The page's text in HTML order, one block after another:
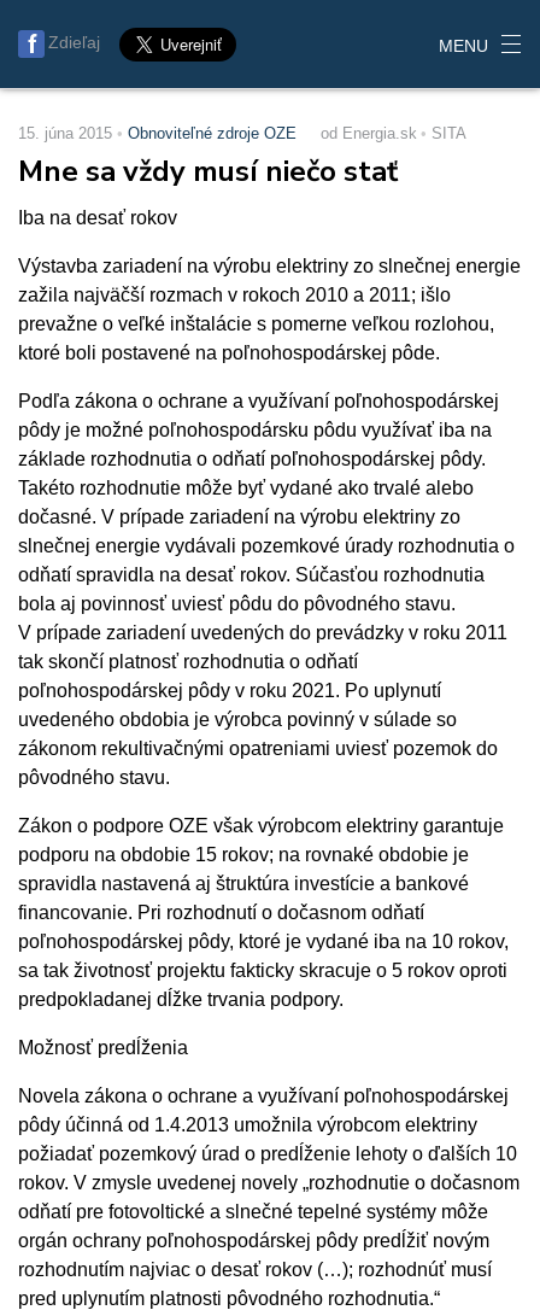
Zdieľaj MENU
15. júna 2015 Obnoviteľné zdroje OZE od Energia.sk SITA
Mne sa vždy musí niečo stať
Iba na desať rokov
Výstavba zariadení na výrobu elektriny zo slnečnej energie
zažila najväčší rozmach v rokoch 2010 a 2011; išlo
prevažne o veľké inštalácie s pomerne veľkou rozlohou,
ktoré boli postavené na poľnohospodárskej pôde.
Podľa zákona o ochrane a využívaní poľnohospodárskej
pôdy je možné poľnohospodársku pôdu využívať iba na
základe rozhodnutia o odňatí poľnohospodárskej pôdy.
Takéto rozhodnutie môže byť vydané ako trvalé alebo
dočasné. V prípade zariadení na výrobu elektriny zo
slnečnej energie vydávali pozemkové úrady rozhodnutia o
odňatí spravidla na desať rokov. Súčasťou rozhodnutia
bola aj povinnosť uviesť pôdu do pôvodného stavu.
V prípade zariadení uvedených do prevádzky v roku 2011
tak skončí platnosť rozhodnutia o odňatí
poľnohospodárskej pôdy v roku 2021. Po uplynutí
uvedeného obdobia je výrobca povinný v súlade so
zákonom rekultivačnými opatreniami uviesť pozemok do
pôvodného stavu.
Zákon o podpore OZE však výrobcom elektriny garantuje
podporu na obdobie 15 rokov; na rovnaké obdobie je
spravidla nastavená aj štruktúra investície a bankové
financovanie. Pri rozhodnutí o dočasnom odňatí
poľnohospodárskej pôdy, ktoré je vydané iba na 10 rokov,
sa tak životnosť projektu fakticky skracuje o 5 rokov oproti
predpokladanej dĺžke trvania podpory.
Možnosť predĺženia
Novela zákona o ochrane a využívaní poľnohospodárskej
pôdy účinná od 1.4.2013 umožnila výrobcom elektriny
požiadať pozemkový úrad o predĺženie lehoty o ďalších 10
rokov. V zmysle uvedenej novely „rozhodnutie o dočasnom
odňatí pre fotovoltické a slnečné tepelné systémy môže
orgán ochrany poľnohospodárskej pôdy predĺžiť novým
rozhodnutím najviac o desať rokov (…); rozhodnúť musí
pred uplynutím platnosti pôvodného rozhodnutia.“